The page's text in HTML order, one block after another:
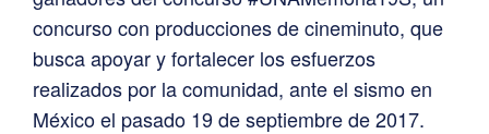
concurso con producciones de cineminuto, que
busca apoyar y fortalecer los esfuerzos
realizados por la comunidad, ante el sismo en
México el pasado 19 de septiembre de 2017.